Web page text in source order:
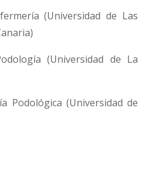
(Universidad de Las
(Universidad de La
Podológica (Universidad de